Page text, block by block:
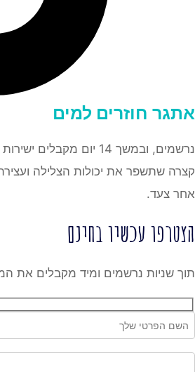
אתגר חוזרים למים
נרשמים, ובמשך 14 יום
קצרה שתשפר את יכולות הצלילה
אחר צעד.
הצטרפו עכשיו בחינם
תוך שניות נרשמים ומיד מקבלים את